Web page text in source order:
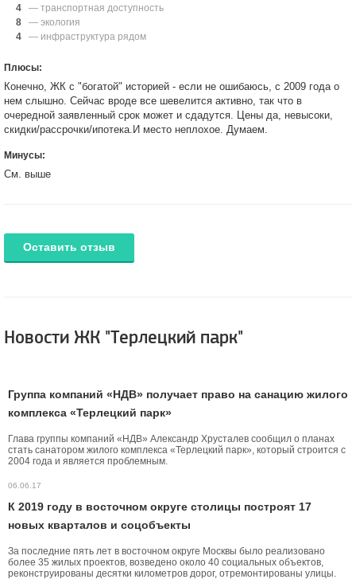
4
— транспортная доступность
8
— экология
4
— инфраструктура рядом
Плюсы:
Конечно, ЖК с "богатой" историей - если не ошибаюсь, с 2009 года о
нем слышно. Сейчас вроде все шевелится активно, так что в
очередной заявленный срок может и сдадутся. Цены да, невысоки,
скидки/рассрочки/ипотека.И место неплохое. Думаем.
Минусы:
См. выше
Оставить отзыв
Новости ЖК "Терлецкий парк"
Группа компаний «НДВ» получает право на санацию жилого
комплекса «Терлецкий парк»
Глава группы компаний «НДВ» Александр Хрусталев сообщил о планах
стать санатором жилого комплекса «Терлецкий парк», который строится с
2004 года и является проблемным.
06.06.17
К 2019 году в восточном округе столицы построят 17
новых кварталов и соцобъекты
За последние пять лет в восточном округе Москвы было реализовано
более 35 жилых проектов, возведено около 40 социальных объектов,
реконструированы десятки километров дорог, отремонтированы улицы.